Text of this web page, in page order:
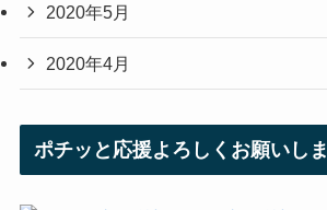
2020年5月
2020年4月
ポチッと応援よろしくお願いし